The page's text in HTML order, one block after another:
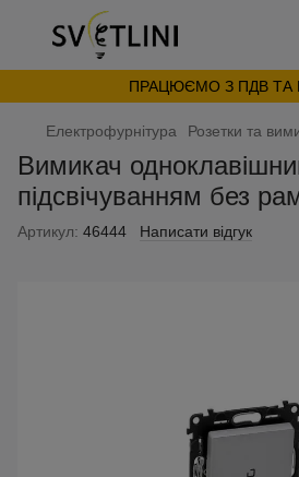
ПРАЦЮЄМО З ПДВ ТА
Електрофурнітура Розетки та
Вимикач
підсвічуванням без
Артикул: 46444 Написати відгук